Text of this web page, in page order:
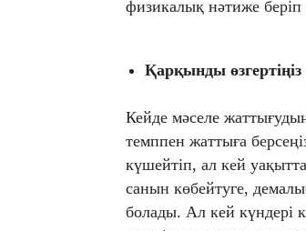
физикалық нәтиже
Қарқынды өзгертіңіз
Кейде мәселе
темппен жаттыға
күшейтіп, ал кей
санын көбейтуге,
болады. Ал кей күндері